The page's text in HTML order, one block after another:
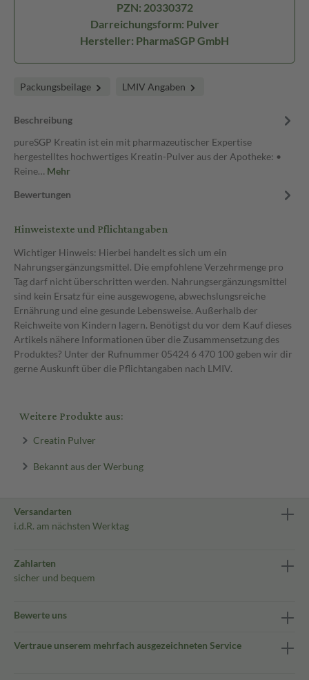
PZN: 20330372
Darreichungsform: Pulver
Hersteller: PharmaSGP GmbH
Packungsbeilage LMIV Angaben
Beschreibung
pureSGP Kreatin ist ein mit pharmazeutischer Expertise
hergestelltes hochwertiges Kreatin-Pulver aus der Apotheke: •
Reine… Mehr
Bewertungen
Hinweistexte und Pflichtangaben
Wichtiger Hinweis: Hierbei handelt es sich um ein
Nahrungsergänzungsmittel. Die empfohlene Verzehrmenge pro
Tag darf nicht überschritten werden. Nahrungsergänzungsmittel
sind kein Ersatz für eine ausgewogene, abwechslungsreiche
Ernährung und eine gesunde Lebensweise. Außerhalb der
Reichweite von Kindern lagern. Benötigst du vor dem Kauf dieses
Artikels nähere Informationen über die Zusammensetzung des
Produktes? Unter der Rufnummer 05424 6 470 100 geben wir dir
gerne Auskunft über die Pflichtangaben nach LMIV.
Weitere Produkte aus:
Creatin Pulver
Bekannt aus der Werbung
Versandarten
i.d.R. am nächsten Werktag
Zahlarten
sicher und bequem
Bewerte uns
Vertraue unserem mehrfach ausgezeichneten Service